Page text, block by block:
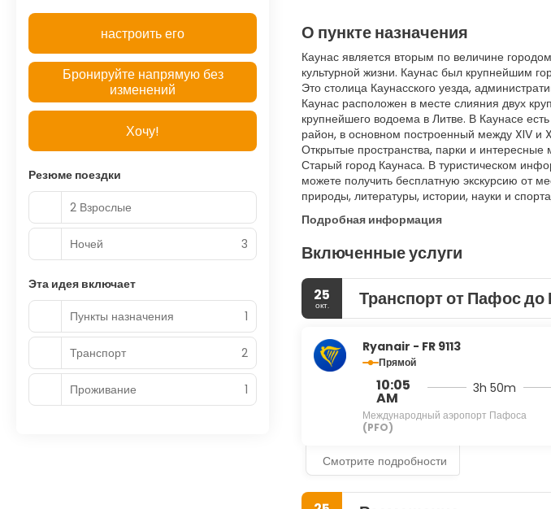
О пункте назначения
Каунас является вторым по величине
культурной жизни. Каунас был крупнейшим
Это столица Каунасского уезда,
Каунас расположен в месте слияния двух
крупнейшего водоема в Литве. В Каунасе
район, в основном построенный между XIV и
Открытые пространства, парки и
Старый город Каунаса. В туристическом
можете получить бесплатную экскурсию от
природы, литературы, истории, науки и
Подробная информация
Включенные услуги
25
окт. Транспорт от Пафос до
Ryanair - FR 9113
Прямой
10:05
AM
Международный аэропорт Пафоса
(PFO)
3h 50m
Смотрите подробности
настроить его
Бронируйте напрямую без
изменений
Хочу!
Резюме поездки
2 Взрослые
Ночей 3
Эта идея включает
Пункты назначения
1
Транспорт 2
Проживание 1